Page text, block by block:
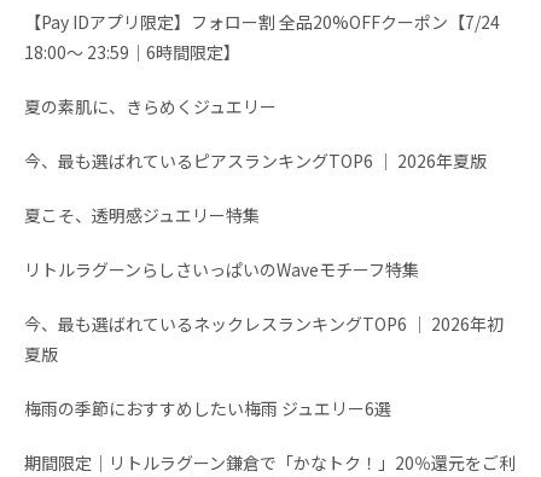
【Pay IDアプリ限定】フォロー割 全品20%OFFクーポン【7/24
18:00～ 23:59│6時間限定】
夏の素肌に、きらめくジュエリー
今、最も選ばれているピアスランキングTOP6 │ 2026年夏版
夏こそ、透明感ジュエリー特集
リトルラグーンらしさいっぱいのWaveモチーフ特集
今、最も選ばれているネックレスランキングTOP6 │ 2026年初
夏版
梅雨の季節におすすめしたい梅雨 ジュエリー6選
期間限定│リトルラグーン鎌倉で「かなトク！」20％還元をご利